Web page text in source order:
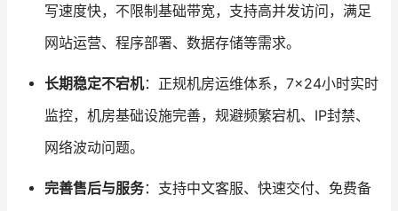
写速度快，不限制基础带宽，支持高并发访问，满足
网站运营、程序部署、数据存储等需求。
长期稳定不宕机：正规机房运维体系，7×24小时实时
监控，机房基础设施完善，规避频繁宕机、IP封禁、
网络波动问题。
完善售后与服务：支持中文客服、快速交付、免费备